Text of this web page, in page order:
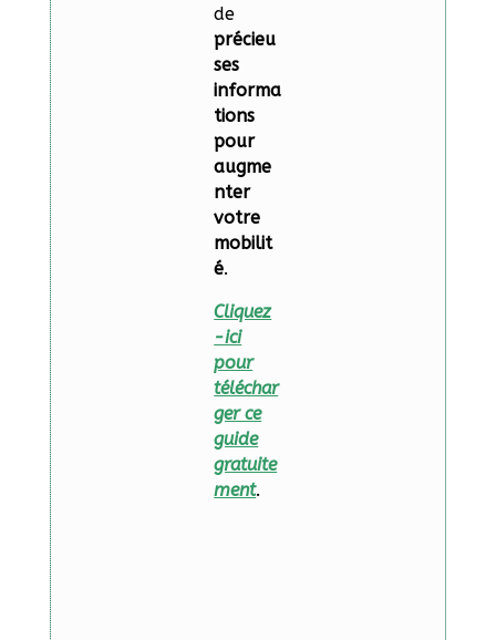
de
précieu
ses
informa
tions
pour
augme
nter
votre
mobilit
é.
Cliquez
-ici
pour
téléchar
ger ce
guide
gratuite
ment.